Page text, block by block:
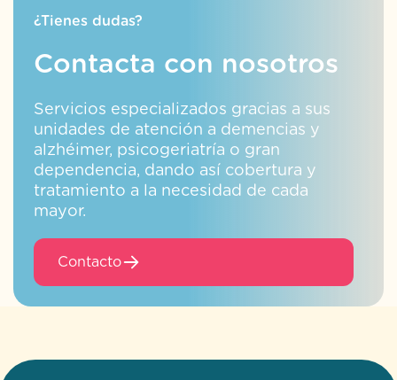
¿Tienes dudas?
Contacta con nosotros
Servicios especializados gracias a sus
unidades de atención a demencias y
alzhéimer, psicogeriatría o gran
dependencia, dando así cobertura y
tratamiento a la necesidad de cada
mayor.
Contacto